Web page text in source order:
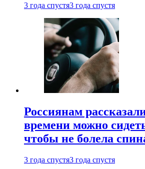
3 года спустя3 года спустя
Россиянам
времени можно
чтобы не болела
3 года спустя3 года спустя